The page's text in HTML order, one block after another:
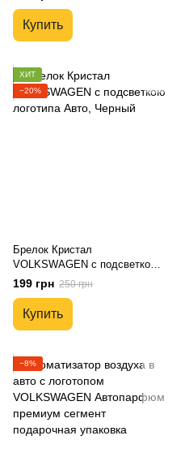
Купить
ХИТ
−20%
Брелок Кристал
VOLKSWAGEN с подсветкою
логотипа Авто
199 грн 250 грн
Купить
−8%